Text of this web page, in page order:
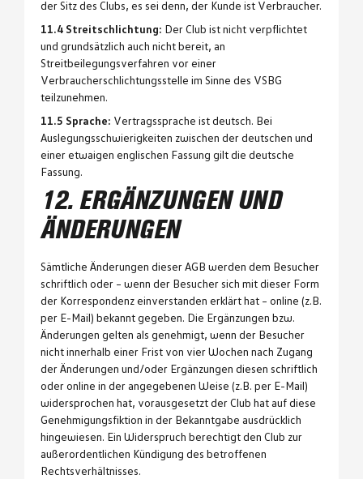
der Sitz des Clubs, es sei denn, der Kunde ist Verbraucher.
11.4 Streitschlichtung: Der Club ist nicht verpflichtet
und grundsätzlich auch nicht bereit, an
Streitbeilegungsverfahren vor einer
Verbraucherschlichtungsstelle im Sinne des VSBG
teilzunehmen.
11.5 Sprache: Vertragssprache ist deutsch. Bei
Auslegungsschwierigkeiten zwischen der deutschen und
einer etwaigen englischen Fassung gilt die deutsche
Fassung.
12. ERGÄNZUNGEN UND
ÄNDERUNGEN
Sämtliche Änderungen dieser AGB werden dem Besucher
schriftlich oder – wenn der Besucher sich mit dieser Form
der Korrespondenz einverstanden erklärt hat – online (z.B.
per E-Mail) bekannt gegeben. Die Ergänzungen bzw.
Änderungen gelten als genehmigt, wenn der Besucher
nicht innerhalb einer Frist von vier Wochen nach Zugang
der Änderungen und/oder Ergänzungen diesen schriftlich
oder online in der angegebenen Weise (z.B. per E-Mail)
widersprochen hat, vorausgesetzt der Club hat auf diese
Genehmigungsfiktion in der Bekanntgabe ausdrücklich
hingewiesen. Ein Widerspruch berechtigt den Club zur
außerordentlichen Kündigung des betroffenen
Rechtsverhältnisses.